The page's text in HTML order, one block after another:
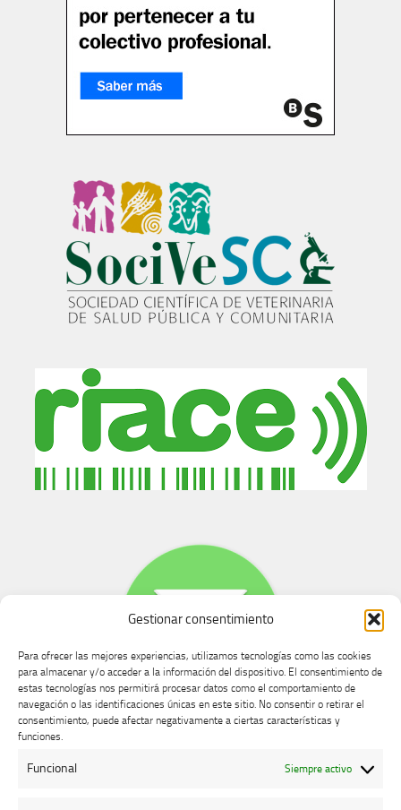
Gestionar consentimiento
Para ofrecer las mejores experiencias, utilizamos tecnologías como las cookies
para almacenar y/o acceder a la información del dispositivo. El consentimiento de
estas tecnologías nos permitirá procesar datos como el comportamiento de
navegación o las identificaciones únicas en este sitio. No consentir o retirar el
consentimiento, puede afectar negativamente a ciertas características y
funciones.
Funcional Siempre activo
Buzón de dudas, quejas y sugerencias